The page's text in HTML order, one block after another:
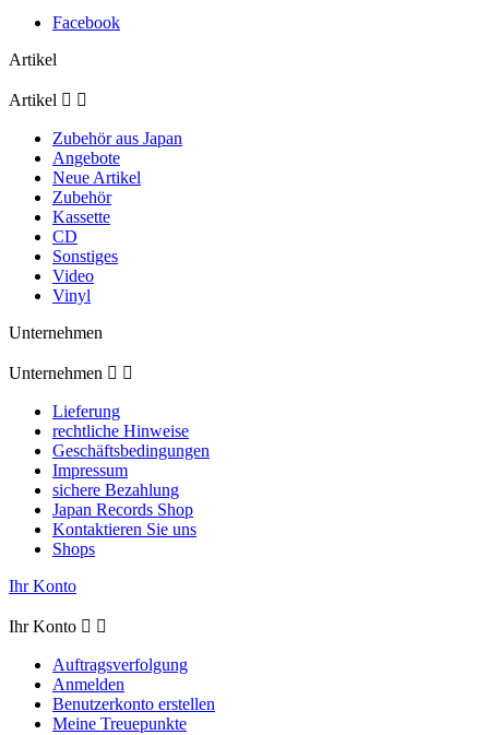
Facebook
Artikel
Artikel  
Zubehör aus Japan
Angebote
Neue Artikel
Zubehör
Kassette
CD
Sonstiges
Video
Vinyl
Unternehmen
Unternehmen  
Lieferung
rechtliche Hinweise
Geschäftsbedingungen
Impressum
sichere Bezahlung
Japan Records Shop
Kontaktieren Sie uns
Shops
Ihr Konto
Ihr Konto  
Auftragsverfolgung
Anmelden
Benutzerkonto erstellen
Meine Treuepunkte